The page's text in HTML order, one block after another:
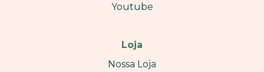
Youtube
Loja
Nossa Loja